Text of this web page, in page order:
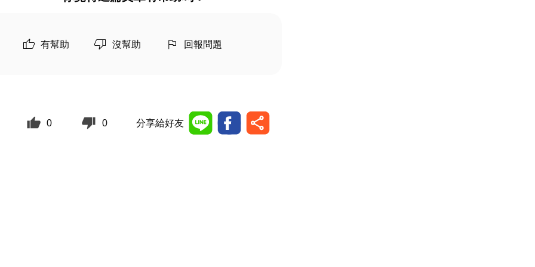
有幫助 沒幫助 回報問題
0 0 分享給好友